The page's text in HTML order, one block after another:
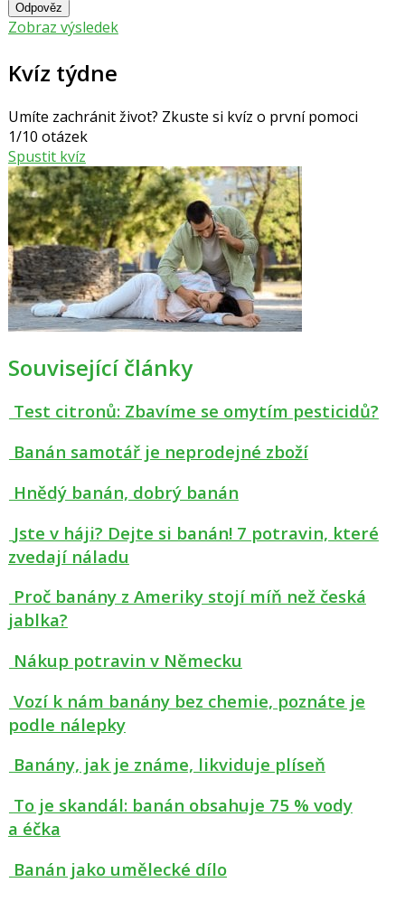
Odpověz
Zobraz výsledek
Kvíz týdne
Umíte zachránit život? Zkuste si kvíz o první pomoci
1/10 otázek
Spustit kvíz
Související články
Test citronů: Zbavíme se omytím pesticidů?
Banán samotář je neprodejné zboží
Hnědý banán, dobrý banán
Jste v háji? Dejte si banán! 7 potravin, které
zvedají náladu
Proč banány z Ameriky stojí míň než česká
jablka?
Nákup potravin v Německu
Vozí k nám banány bez chemie, poznáte je
podle nálepky
Banány, jak je známe, likviduje plíseň
To je skandál: banán obsahuje 75 % vody
a éčka
Banán jako umělecké dílo